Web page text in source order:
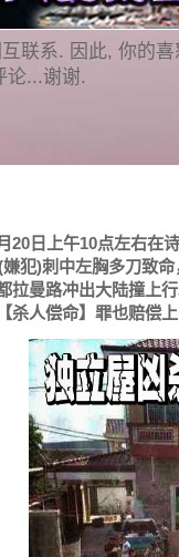
联系. 因此, 你的
论...谢谢.
20日上午10点左右
犯)刺中左胸多刀致
拉曼路冲出大陆撞上
杀人偿命】罪也赔偿